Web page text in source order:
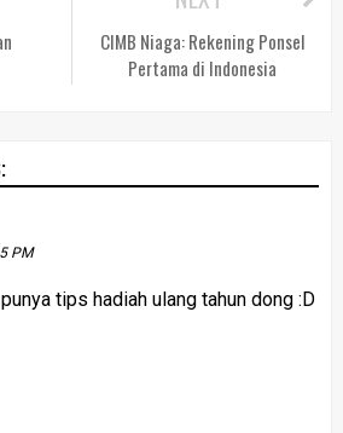
CIMB Niaga: Rekening Ponsel
Pertama di Indonesia
PM
tips hadiah ulang tahun dong :D